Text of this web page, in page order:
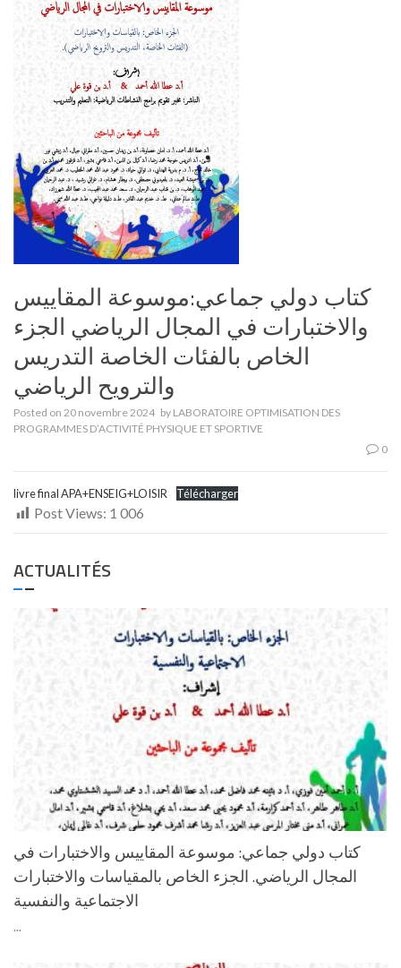
كتاب دولي جماعي:موسوعة المقاييس
والاختبارات في المجال الرياضي الجزء
الخاص بالفئات الخاصة التدريس
والترويح الرياضي
Posted on 20 novembre 2024 by LABORATOIRE OPTIMISATION DES
PROGRAMMES D’ACTIVITÉ PHYSIQUE ET SPORTIVE
0
livre final APA+ENSEIG+LOISIR Télécharger
Post Views: 1 006
ACTUALITÉS
كتاب دولي جماعي: موسوعة المقاييس والاختبارات في
المجال الرياضي. الجزء الخاص بالمقياسات والاختبارات
الاجتماعية والنفسية
...